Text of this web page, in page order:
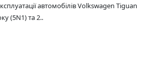
автомобілів Volkswagen Tiguan
(5N1) та 2..